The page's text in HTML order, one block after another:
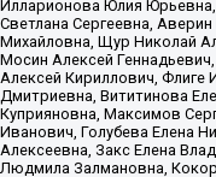
Илларионова Юлия Юрьевна,
Светлана Сергеевна,
Михайловна, Щур Николай
Мосин Алексей
Алексей Кириллович, Флиге
Дмитриевна, Вититинова
Куприяновна, Максимов
Иванович, Голубева Елена
Алексеевна, Закс Елена
Людмила Залмановна,